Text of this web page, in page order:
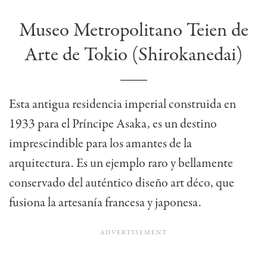
Museo Metropolitano Teien de
Arte de Tokio (Shirokanedai)
Esta antigua residencia imperial construida en
1933 para el Príncipe Asaka, es un destino
imprescindible para los amantes de la
arquitectura. Es un ejemplo raro y bellamente
conservado del auténtico diseño art déco, que
fusiona la artesanía francesa y japonesa.